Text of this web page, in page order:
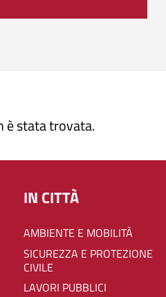
è stata trovata.
IN CITTÀ
AMBIENTE E MOBILITÀ
SICUREZZA E PROTEZIONE
CIVILE
LAVORI PUBBLICI